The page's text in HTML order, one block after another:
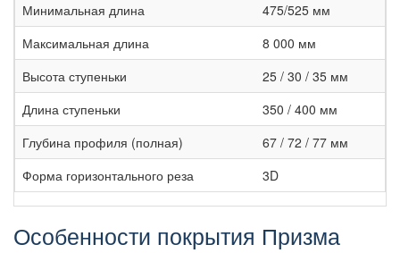
Минимальная длина
475/525 мм
Максимальная длина
8 000 мм
Высота ступеньки
25 / 30 / 35 мм
Длина ступеньки
350 / 400 мм
Глубина профиля (полная)
67 / 72 / 77 мм
Форма горизонтального реза
3D
Особенности покрытия Призма